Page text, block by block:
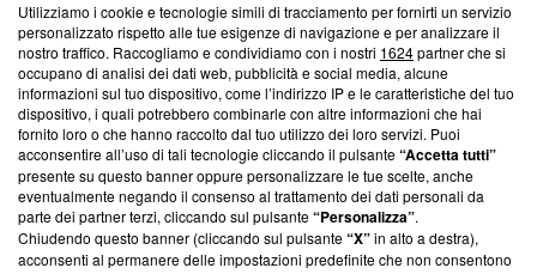
Questa sezione offre informazioni trasparenti su Blasting
News, sui nostri processi editoriali e su come ci impegniamo a
creare news di qualità. Inoltre, afferma la nostra aderenza a
‘Trust Project - News with Integrity’Blasting News non è
ancora membro del programma, ma ha richiesto di farne
parte; Trust Project non ha ancora effettuato una verifica di
conformità agli standard.
Su di noi
Team editoriale
Utilizziamo i cookie e tecnologie simili di tracciamento per fornirti un servizio
personalizzato rispetto alle tue esigenze di navigazione e per analizzare il
nostro traffico. Raccogliamo e condividiamo con i nostri 1624partner che si
occupano di analisi dei dati web, pubblicità e social media, alcune
informazioni sul tuo dispositivo, come l’indirizzo IP e le caratteristiche del tuo
dispositivo, i quali potrebbero combinarle con altre informazioni che hai
fornito loro o che hanno raccolto dal tuo utilizzo dei loro servizi. Puoi
acconsentire all’uso di tali tecnologie cliccando il pulsante“Accetta tutti”
presente su questo banner oppure personalizzare le tue scelte, anche
eventualmente negando il consenso al trattamento dei dati personali da
parte dei partner terzi, cliccando sul pulsante“Personalizza”.
Chiudendo questo banner (cliccando sul pulsante“X”in alto a destra),
acconsenti al permanere delle impostazioni predefinite che non consentono